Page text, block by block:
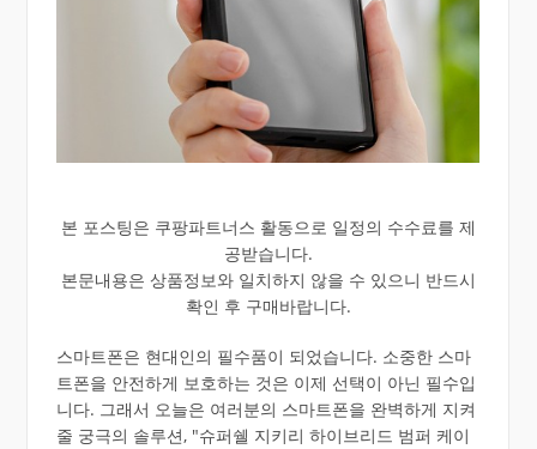
본 포스팅은 쿠팡파트너스 활동으로 일정의 수수료를 제
공받습니다.
본문내용은 상품정보와 일치하지 않을 수 있으니 반드시
확인 후 구매바랍니다.
스마트폰은 현대인의 필수품이 되었습니다. 소중한 스마
트폰을 안전하게 보호하는 것은 이제 선택이 아닌 필수입
니다. 그래서 오늘은 여러분의 스마트폰을 완벽하게 지켜
줄 궁극의 솔루션, "슈퍼쉘 지키리 하이브리드 범퍼 케이